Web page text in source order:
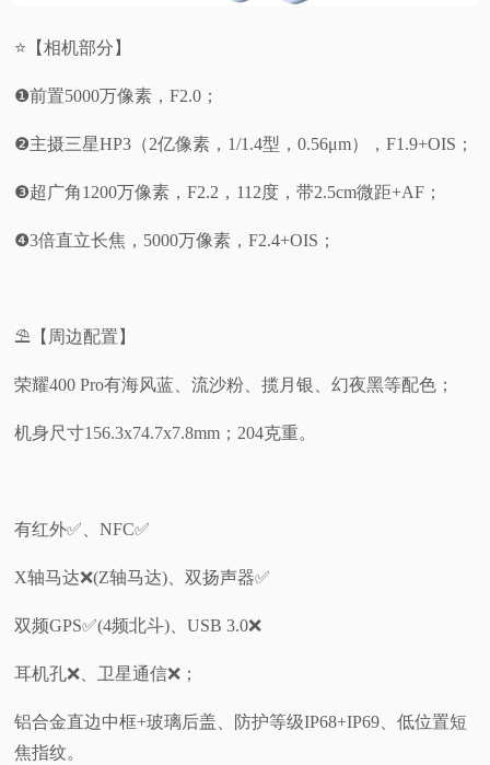
⭐【相机部分】
❶前置5000万像素，F2.0；
❷主摄三星HP3（2亿像素，1/1.4型，0.56μm），F1.9+OIS；
❸超广角1200万像素，F2.2，112度，带2.5cm微距+AF；
❹3倍直立长焦，5000万像素，F2.4+OIS；
⛱️【周边配置】
荣耀400 Pro有海风蓝、流沙粉、揽月银、幻夜黑等配色；
机身尺寸156.3x74.7x7.8mm；204克重。
有红外✅️、NFC✅️
X轴马达❌️(Z轴马达)、双扬声器✅️
双频GPS✅️(4频北斗)、USB 3.0❌
耳机孔❌、卫星通信❌；
铝合金直边中框+玻璃后盖、防护等级IP68+IP69、低位置短
焦指纹。